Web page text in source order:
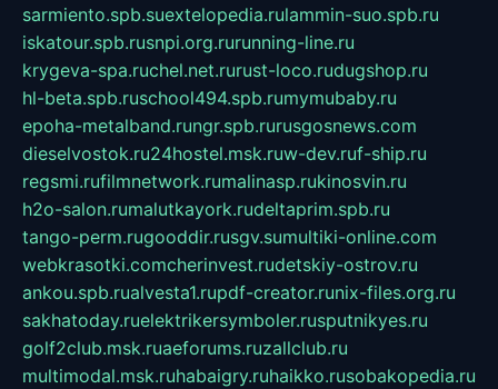
sarmiento.spb.suextelopedia.rulammin-suo.spb.ru
iskatour.spb.rusnpi.org.rurunning-line.ru
krygeva-spa.ruchel.net.rurust-loco.rudugshop.ru
hl-beta.spb.ruschool494.spb.rumymubaby.ru
epoha-metalband.rungr.spb.rurusgosnews.com
dieselvostok.ru24hostel.msk.ruw-dev.ruf-ship.ru
regsmi.rufilmnetwork.rumalinasp.rukinosvin.ru
h2o-salon.rumalutkayork.rudeltaprim.spb.ru
tango-perm.rugooddir.rusgv.sumultiki-online.com
webkrasotki.comcherinvest.rudetskiy-ostrov.ru
ankou.spb.rualvesta1.rupdf-creator.runix-files.org.ru
sakhatoday.ruelektrikersymboler.rusputnikyes.ru
golf2club.msk.ruaeforums.ruzallclub.ru
multimodal.msk.ruhabaigry.ruhaikko.rusobakopedia.ru